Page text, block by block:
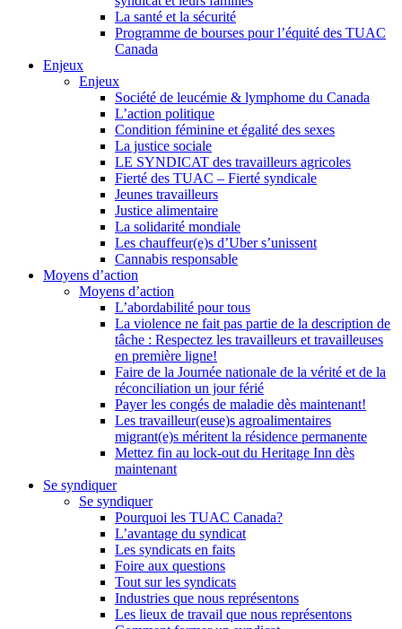
La santé et la sécurité
Programme de bourses pour l’équité des TUAC
Canada
Enjeux
Enjeux
Société de leucémie & lymphome du Canada
L’action politique
Condition féminine et égalité des sexes
La justice sociale
LE SYNDICAT des travailleurs agricoles
Fierté des TUAC – Fierté syndicale
Jeunes travailleurs
Justice alimentaire
La solidarité mondiale
Les chauffeur(e)s d’Uber s’unissent
Cannabis responsable
Moyens d’action
Moyens d’action
L’abordabilité pour tous
La violence ne fait pas partie de la description de
tâche : Respectez les travailleurs et travailleuses
en première ligne!
Faire de la Journée nationale de la vérité et de la
réconciliation un jour férié
Payer les congés de maladie dès maintenant!
Les travailleur(euse)s agroalimentaires
migrant(e)s méritent la résidence permanente
Mettez fin au lock-out du Heritage Inn dès
maintenant
Se syndiquer
Se syndiquer
Pourquoi les TUAC Canada?
L’avantage du syndicat
Les syndicats en faits
Foire aux questions
Tout sur les syndicats
Industries que nous représentons
Les lieux de travail que nous représentons